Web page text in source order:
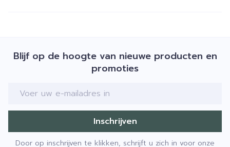
Blijf op de hoogte van nieuwe producten en
promoties
E-mail adres
Inschrijven
Door op inschrijven te klikken, schrijft u zich in voor onze